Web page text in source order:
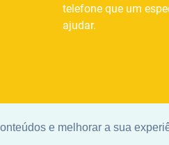
e melhorar a sua
telefone que um
ajudar.